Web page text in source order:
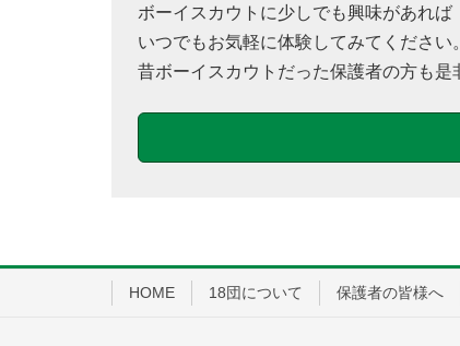
ボーイスカウトに少しでも興味があれば
いつでもお気軽に体験してみてください。
昔ボーイスカウトだった保護者の方も是
HOME 18団について 保護者の皆様へ